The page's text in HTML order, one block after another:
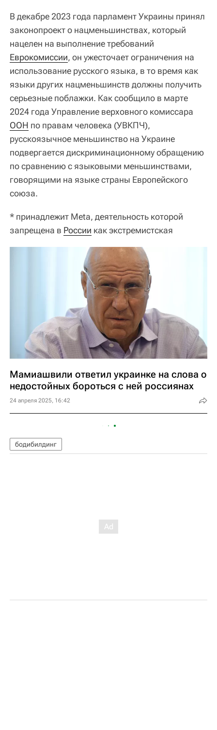
В декабре 2023 года парламент Украины принял
законопроект о нацменьшинствах, который
нацелен на выполнение требований
Еврокомиссии, он ужесточает ограничения на
использование русского языка, в то время как
языки других нацменьшинств должны получить
серьезные поблажки. Как сообщило в марте
2024 года Управление верховного комиссара
ООН по правам человека (УВКПЧ),
русскоязычное меньшинство на Украине
подвергается дискриминационному обращению
по сравнению с языковыми меньшинствами,
говорящими на языке страны Европейского
союза.
* принадлежит Meta, деятельность которой
запрещена в России как экстремистская
Мамиашвили ответил украинке на слова о
недостойных бороться с ней россиянах
24 апреля 2025, 16:42
бодибилдинг